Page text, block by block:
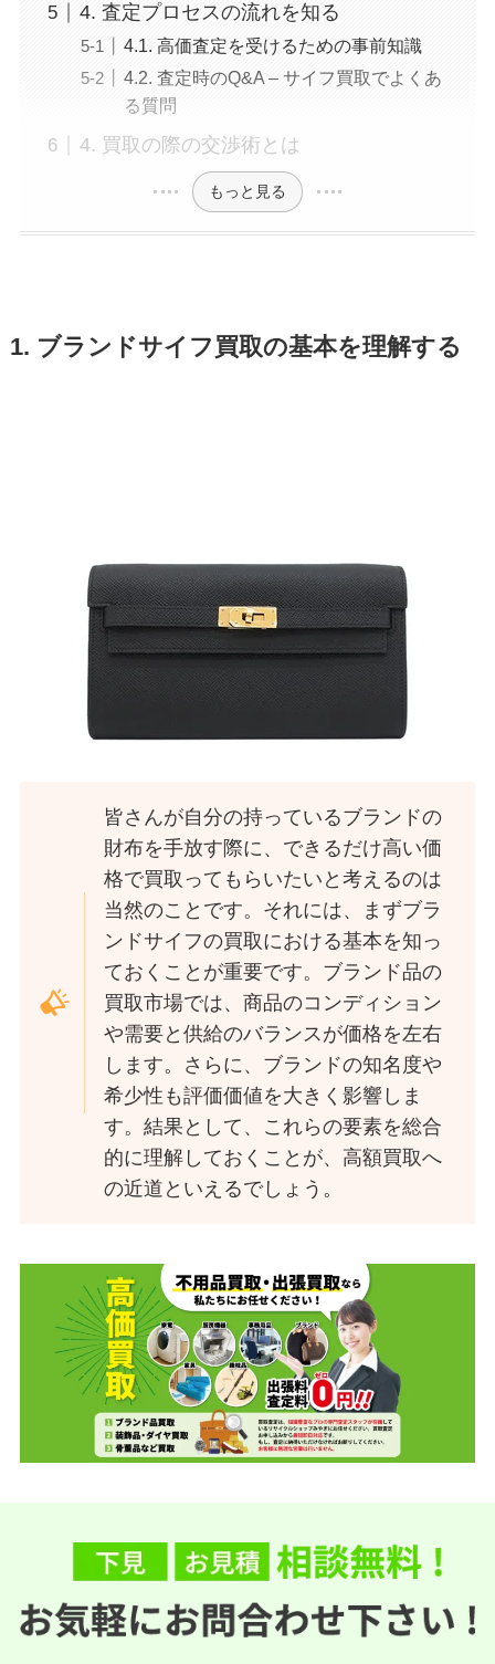
4. 査定プロセスの流れを知る
4.1. 高価査定を受けるための事前知識
4.2. 査定時のQ&A – サイフ買取でよくあ
る質問
4. 買取の際の交渉術とは
もっと見る
1. ブランドサイフ買取の基本を理解する
皆さんが自分の持っているブランドの
財布を手放す際に、できるだけ高い価
格で買取ってもらいたいと考えるのは
当然のことです。それには、まずブラ
ンドサイフの買取における基本を知っ
ておくことが重要です。ブランド品の
買取市場では、商品のコンディション
や需要と供給のバランスが価格を左右
します。さらに、ブランドの知名度や
希少性も評価価値を大きく影響しま
す。結果として、これらの要素を総合
的に理解しておくことが、高額買取へ
の近道といえるでしょう。